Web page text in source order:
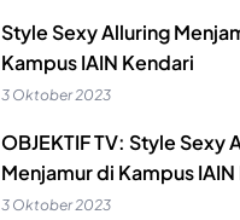
Style Sexy Alluring
Kampus IAIN Kendari
3 Oktober 2023
OBJEKTIF TV: Style Sexy
Menjamur di Kampus
3 Oktober 2023